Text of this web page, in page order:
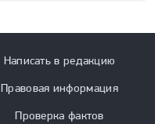
Написать в редакцию
Правовая информация
Проверка фактов